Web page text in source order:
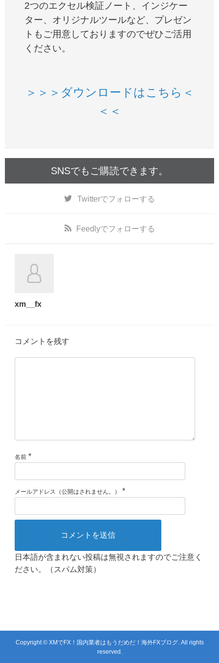
2つのエクセル検証ノート、インジケー
ター、オリジナルツールなど、プレゼン
トもご用意しておりますのでぜひご活用
ください。
＞＞＞ダウンロードはこちら＜
＜＜
SNSでもご購読できます。
Twitterでフォローする
Feedlyでフォローする
xm__fx
コメントを残す
名前 *
メールアドレス（公開はされません。） *
日本語が含まれない投稿は無視されますのでご注意く
ださい。（スパム対策）
Copyright © XMでFX！国内業者はもうだめだ！海外FXブログ. All rights
reserved.